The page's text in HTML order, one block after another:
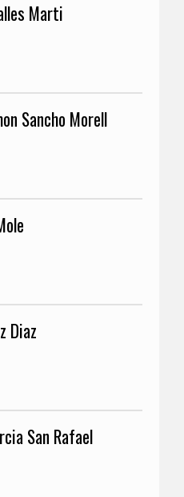
Marti
Sancho Morell
Diaz
San Rafael